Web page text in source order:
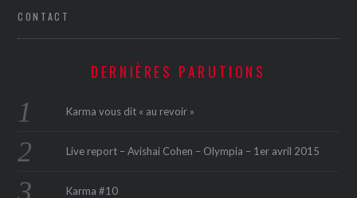
CONTACT
DERNIÈRES PARUTIONS
Karma vous dit « au revoir »
Live report – Avishai Cohen – Olympia – 1er avril 2015
Karma #10